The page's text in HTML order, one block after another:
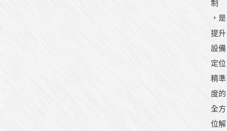
制
，是
提升
設備
定位
精準
度的
全方
位解